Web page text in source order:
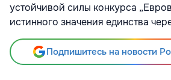
устойчивой силы конкурса
истинного значения единства
Подпишитесь на новости